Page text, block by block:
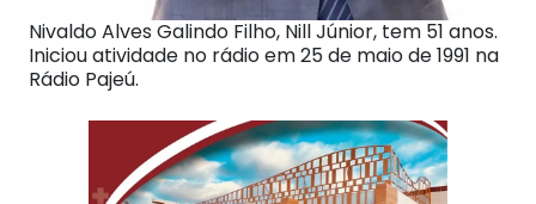
Nivaldo Alves Galindo Filho, Nill Júnior, tem 51 anos.
Iniciou atividade no rádio em 25 de maio de 1991 na
Rádio Pajeú.